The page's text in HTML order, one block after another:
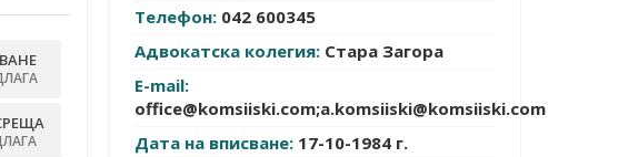
Телефон: 042 600345
Адвокатска колегия: Стара Загора
E-mail:
office@komsiiski.com;a.komsiiski@komsiiski.сom
Дата на вписване: 17-10-1984 г.